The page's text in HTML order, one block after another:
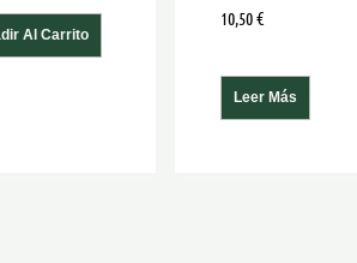
Al Carrito
10,50€
Leer Más